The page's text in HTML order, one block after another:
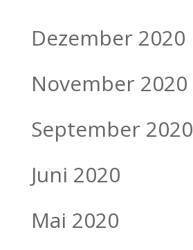
Dezember 2020
November 2020
September 2020
Juni 2020
Mai 2020